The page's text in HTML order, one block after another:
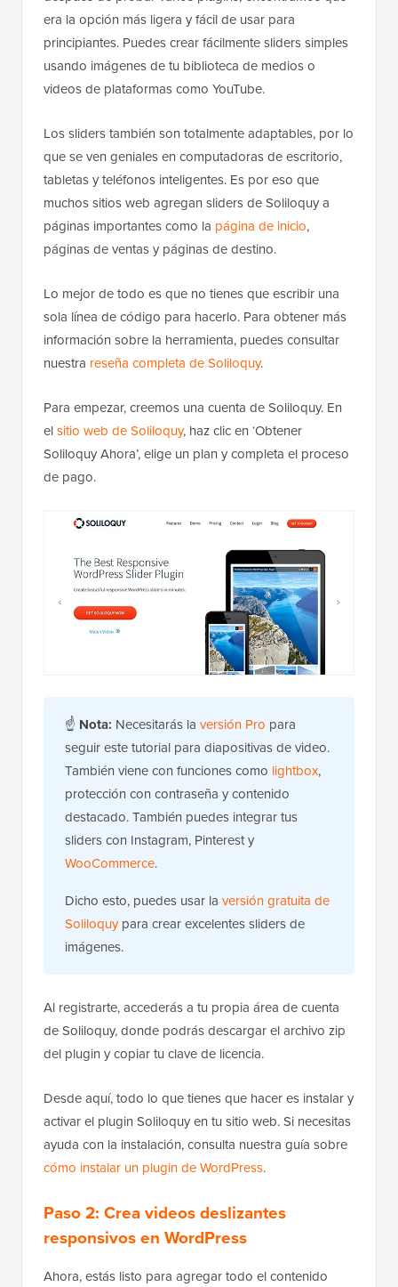
era la opción más ligera y fácil de usar para
principiantes. Puedes crear fácilmente sliders simples
usando imágenes de tu biblioteca de medios o
videos de plataformas como YouTube.
Los sliders también son totalmente adaptables, por lo
que se ven geniales en computadoras de escritorio,
tabletas y teléfonos inteligentes. Es por eso que
muchos sitios web agregan sliders de Soliloquy a
páginas importantes como la página de inicio,
páginas de ventas y páginas de destino.
Lo mejor de todo es que no tienes que escribir una
sola línea de código para hacerlo. Para obtener más
información sobre la herramienta, puedes consultar
nuestra reseña completa de Soliloquy.
Para empezar, creemos una cuenta de Soliloquy. En
elsitio web de Soliloquy, haz clic en ‘Obtener
Soliloquy Ahora’, elige un plan y completa el proceso
de pago.
☝ Nota: Necesitarás la versión Pro para
seguir este tutorial para diapositivas de video.
También viene con funciones como lightbox,
protección con contraseña y contenido
destacado. También puedes integrar tus
sliders con Instagram, Pinterest y
WooCommerce.
Dicho esto, puedes usar la versión gratuita de
Soliloquypara crear excelentes sliders de
imágenes.
Al registrarte, accederás a tu propia área de cuenta
de Soliloquy, donde podrás descargar el archivo zip
del plugin y copiar tu clave de licencia.
Desde aquí, todo lo que tienes que hacer es instalar y
activar el plugin Soliloquy en tu sitio web. Si necesitas
ayuda con la instalación, consulta nuestra guía sobre
cómo instalar un plugin de WordPress.
Paso 2: Crea videos deslizantes
responsivos en WordPress
Ahora, estás listo para agregar todo el contenido